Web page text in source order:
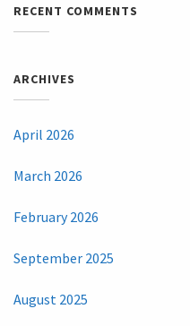
RECENT COMMENTS
ARCHIVES
April 2026
March 2026
February 2026
September 2025
August 2025